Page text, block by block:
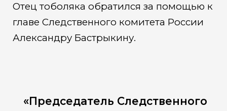
Отец тоболяка обратился за помощью к
главе Следственного комитета России
Александру Бастрыкину.
«Председатель Следственного